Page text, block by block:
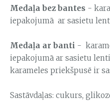
Medaļa bez bantes -
iepakojumā ar sasietu
Medaļa ar banti -
iepakojumā ar sasietu
karameles priekšpusē ir
Sastāvdaļas: cukurs,